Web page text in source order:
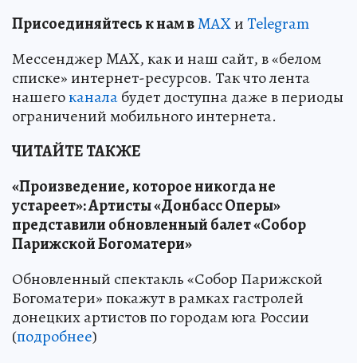
Присоединяйтесь к нам вMAXиTelegram
Мессенджер MAX, как и наш сайт, в «белом
списке» интернет-ресурсов. Так что лента
нашегоканалабудет доступна даже в периоды
ограничений мобильного интернета.
ЧИТАЙТЕ ТАКЖЕ
«Произведение, которое никогда не
устареет»: Артисты «Донбасс Оперы»
представили обновленный балет «Собор
Парижской Богоматери»
Обновленный спектакль «Собор Парижской
Богоматери» покажут в рамках гастролей
донецких артистов по городам юга России
(подробнее)